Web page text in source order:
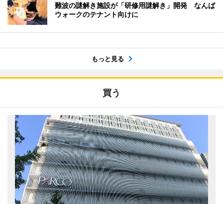
難波の謎解き施設が「研修用謎解き」開発 なんば
ウォークのテナント向けに
もっと見る
買う